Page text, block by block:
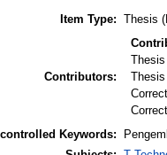
Item Type: Thesis
Contributors:
Keywords: